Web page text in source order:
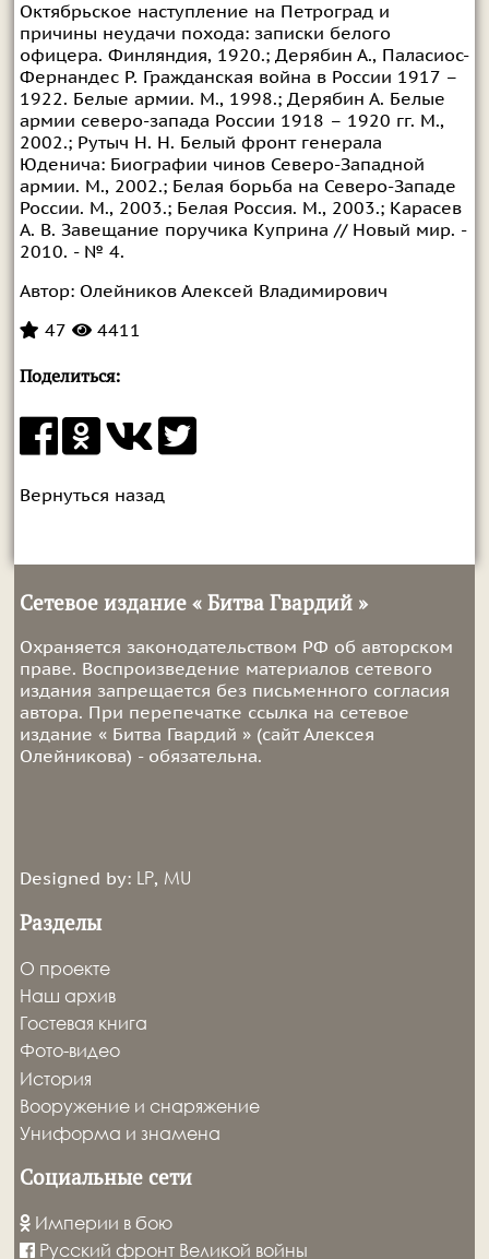
Октябрьское наступление на Петроград и
причины неудачи похода: записки белого
офицера. Финляндия, 1920.; Дерябин А., Паласиос-
Фернандес Р. Гражданская война в России 1917 –
1922. Белые армии. М., 1998.; Дерябин А. Белые
армии северо-запада России 1918 – 1920 гг. М.,
2002.; Рутыч Н. Н. Белый фронт генерала
Юденича: Биографии чинов Северо-Западной
армии. М., 2002.; Белая борьба на Северо-Западе
России. М., 2003.; Белая Россия. М., 2003.; Карасев
А. В. Завещание поручика Куприна // Новый мир. -
2010. - № 4.
Автор:Олейников Алексей Владимирович
47
4411
Поделиться:
Вернуться назад
Сетевое издание « Битва Гвардий »
Охраняется законодательством РФ об авторском
праве. Воспроизведение материалов сетевого
издания запрещается без письменного согласия
автора. При перепечатке ссылка на сетевое
издание « Битва Гвардий » (сайт Алексея
Олейникова) - обязательна.
Designed by: LP, MU
Разделы
О проекте
Наш архив
Гостевая книга
Фото-видео
История
Вооружение и снаряжение
Униформа и знамена
Социальные сети
Империи в бою
Русский фронт Великой войны